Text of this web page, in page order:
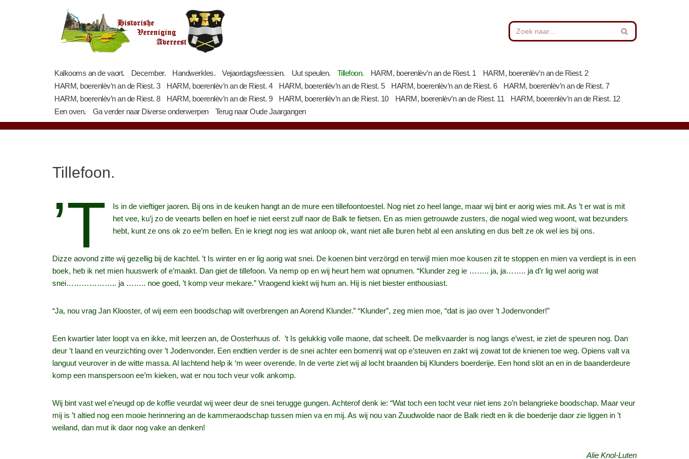
Kalkooms an de vaort.
December. Handwerkles. Vejaordagsfeessien. Uut speulen. Tillefoon. HARM, boerenlèv’n an de Riest. 1
HARM, boerenlèv’n an de Riest. 2
HARM, boerenlèv’n an de Riest. 3
HARM, boerenlèv’n an de Riest. 4 HARM, boerenlèv’n an de Riest. 5 HARM, boerenlèv’n an de Riest. 6
HARM, boerenlèv’n an de Riest. 7
HARM, boerenlèv’n an de Riest. 8
HARM, boerenlèv’n an de Riest. 9 HARM, boerenlèv’n an de Riest. 10 HARM, boerenlèv’n an de Riest. 11
HARM, boerenlèv’n an de Riest. 12
Een oven.
Ga verder naar Diverse onderwerpen Terug naar Oude Jaargangen
Tillefoon.
’t
Is in de vieftiger jaoren. Bij ons in de keuken hangt an de mure een tillefoontoestel. Nog niet zo heel lange, maar wij bint er aorig wies mit. As ’t er wat is mit
het vee, ku’j zo de veearts bellen en hoef ie niet eerst zulf naor de Balk te fietsen. En as mien getrouwde zusters, die nogal wied weg woont, wat bezunders
hebt, kunt ze ons ok zo ee’m bellen. En ie kriegt nog ies wat anloop ok, want niet alle buren hebt al een ansluting en dus belt ze ok wel ies bij ons.
Dizze aovond zitte wij gezellig bij de kachtel. ’t Is winter en er lig aorig wat snei. De koenen bint verzörgd en terwijl mien moe kousen zit te stoppen en mien va verdiept is in een
boek, heb ik net mien huuswerk of e’maakt. Dan giet de tillefoon. Va nemp op en wij heurt hem wat opnumen. “Klunder zeg ie …….. ja, ja…….. ja d’r lig wel aorig wat
snei……………….. ja …….. noe goed, ’t komp veur mekare.” Vraogend kiekt wij hum an. Hij is niet biester enthousiast.
“Ja, nou vrag Jan Klooster, of wij eem een boodschap wilt overbrengen an Aorend Klunder.” “Klunder”, zeg mien moe, “dat is jao over ’t Jodenvonder!”
Een kwartier later loopt va en ikke, mit leerzen an, de Oosterhuus of. ’t Is gelukkig volle maone, dat scheelt. De melkvaarder is nog langs e’west, ie ziet de speuren nog. Dan
deur ’t laand en veurzichting over ’t Jodenvonder. Een endtien verder is de snei achter een bomenrij wat op e’steuven en zakt wij zowat tot de knienen toe weg. Opiens valt va
languut veurover in de witte massa. Al lachtend help ik ‘m weer overende. In de verte ziet wij al locht braanden bij Klunders boerderije. Een hond slöt an en in de baanderdeure
komp een manspersoon ee’m kieken, wat er nou toch veur volk ankomp.
Wij bint vast wel e’neugd op de koffie veurdat wij weer deur de snei terugge gungen. Achterof denk ie: “Wat toch een tocht veur niet iens zo’n belangrieke boodschap. Maar veur
mij is ’t altied nog een mooie herinnering an de kammeraodschap tussen mien va en mij. As wij nou van Zuudwolde naor de Balk riedt en ik die boederije daor zie liggen in ’t
weiland, dan mut ik daor nog vake an denken!
Alie Knol-Luten